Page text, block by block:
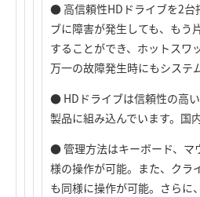
● 高信頼性HDドライブを2台
ブに障害が発生しても、もう
することができ、ホットスワ
万一の故障発生時にもシステ
● HDドライブは信頼性の高
製品に組み込んでいます。国
● 管理方法はキーボード、マ
様の操作が可能。また、クラ
も同様に操作が可能。さらに